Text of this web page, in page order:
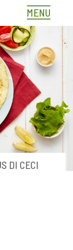
MENU
DI CECI